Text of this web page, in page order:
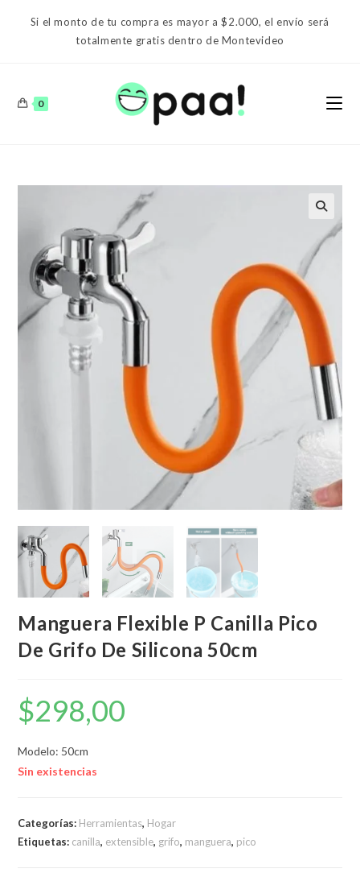
Si el monto de tu compra es mayor a $2.000, el envío será
totalmente gratis dentro de Montevideo
0
Manguera Flexible P Canilla Pico
De Grifo De Silicona 50cm
$298,00
Modelo: 50cm
Sin existencias
Categorías: Herramientas, Hogar
Etiquetas: canilla, extensible, grifo, manguera, pico